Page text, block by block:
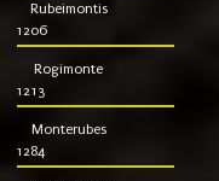
Rubeimontis
1206
Rogimonte
1213
Monterubes
1284